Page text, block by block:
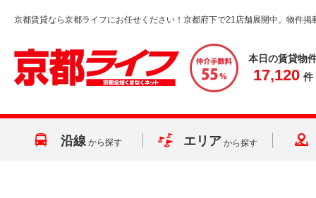
京都賃貸なら京都ライフにお任せください！京都府下で21店舗展開中。物件掲
本日の賃貸物
17,120 件
沿線 から探す エリア から探す